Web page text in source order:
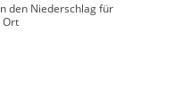
den Niederschlag für
Ort